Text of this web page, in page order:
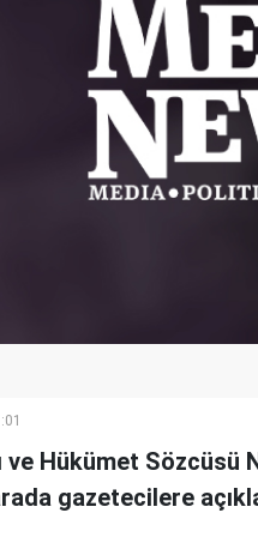
ve Hükümet
gazetecilere